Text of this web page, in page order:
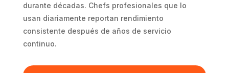
durante décadas. Chefs profesionales que lo
usan diariamente reportan rendimiento
consistente después de años de servicio
continuo.